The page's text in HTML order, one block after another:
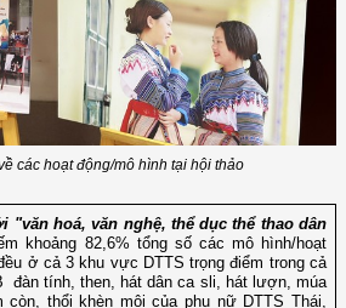
các hoạt động/mô hình tại hội thảo
"văn hoá, văn nghệ, thể dục thể thao dân
khoảng 82,6% tổng số các mô hình/hoạt
ở cả 3 khu vực DTTS trọng điểm trong cả
đàn tính, then, hát dân ca sli, hát lượn, múa
còn, thổi khèn môi của phụ nữ DTTS Thái,